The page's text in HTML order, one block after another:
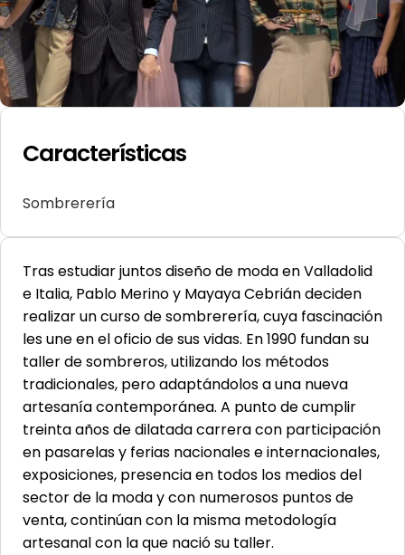
Características
Sombrerería
Tras estudiar juntos diseño de moda en Valladolid
e Italia, Pablo Merino y Mayaya Cebrián deciden
realizar un curso de sombrerería, cuya fascinación
les une en el oficio de sus vidas. En 1990 fundan su
taller de sombreros, utilizando los métodos
tradicionales, pero adaptándolos a una nueva
artesanía contemporánea. A punto de cumplir
treinta años de dilatada carrera con participación
en pasarelas y ferias nacionales e internacionales,
exposiciones, presencia en todos los medios del
sector de la moda y con numerosos puntos de
venta, continúan con la misma metodología
artesanal con la que nació su taller.